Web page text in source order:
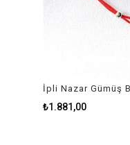
İpli Nazar Gümüş
₺1.881,00